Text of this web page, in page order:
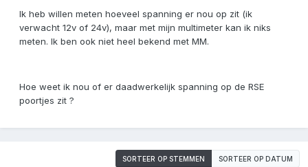
Ik heb willen meten hoeveel spanning er nou op zit (ik
verwacht 12v of 24v), maar met mijn multimeter kan ik niks
meten. Ik ben ook niet heel bekend met MM.
Hoe weet ik nou of er daadwerkelijk spanning op de RSE
poortjes zit ?
SORTEER OP STEMMEN SORTEER OP DATUM